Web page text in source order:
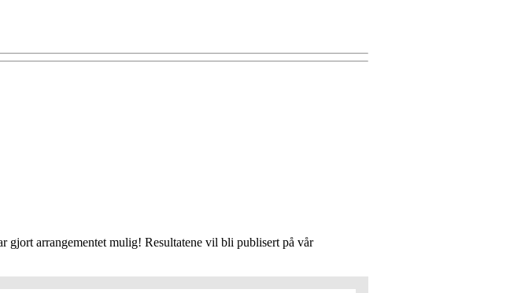
gjort arrangementet mulig! Resultatene vil bli publisert på vår